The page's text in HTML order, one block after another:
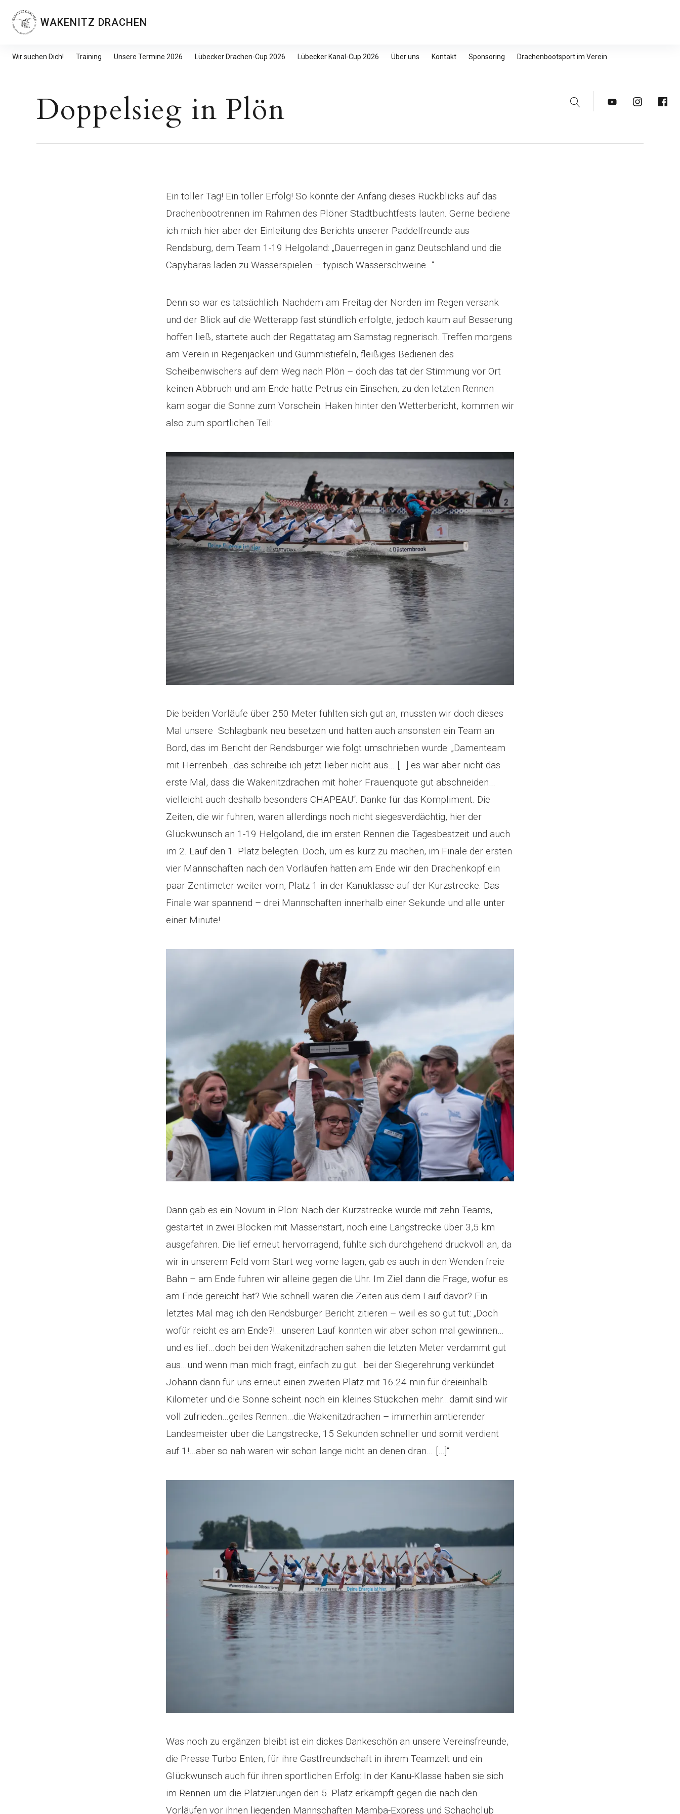
überspringenWAKENITZ DRACHEN
Wir suchen Dich! Training Unsere Termine 2026 Lübecker Drachen-Cup 2026 Lübecker Kanal-Cup 2026 Über uns Kontakt Sponsoring Drachenbootsport im Verein
Suche YoutubeInstagram
Doppelsieg in Plön
Ein toller Tag! Ein toller Erfolg! So könnte der Anfang dieses Rückblicks auf das
Drachenbootrennen im Rahmen des Plöner Stadtbuchtfests lauten. Gerne bediene
ich mich hier aber der Einleitung des Berichts unserer Paddelfreunde aus
Rendsburg, dem Team 1-19 Helgoland: „Dauerregen in ganz Deutschland und die
Capybaras laden zu Wasserspielen – typisch Wasserschweine…“
Denn so war es tatsächlich: Nachdem am Freitag der Norden im Regen versank
und der Blick auf die Wetterapp fast stündlich erfolgte, jedoch kaum auf Besserung
hoffen ließ, startete auch der Regattatag am Samstag regnerisch. Treffen morgens
am Verein in Regenjacken und Gummistiefeln, fleißiges Bedienen des
Scheibenwischers auf dem Weg nach Plön – doch das tat der Stimmung vor Ort
keinen Abbruch und am Ende hatte Petrus ein Einsehen, zu den letzten Rennen
kam sogar die Sonne zum Vorschein. Haken hinter den Wetterbericht, kommen wir
also zum sportlichen Teil:
Die beiden Vorläufe über 250 Meter fühlten sich gut an, mussten wir doch dieses
Mal unsere Schlagbank neu besetzen und hatten auch ansonsten ein Team an
Bord, das im Bericht der Rendsburger wie folgt umschrieben wurde: „Damenteam
mit Herrenbeh…das schreibe ich jetzt lieber nicht aus… […] es war aber nicht das
erste Mal, dass die Wakenitzdrachen mit hoher Frauenquote gut abschneiden…
vielleicht auch deshalb besonders CHAPEAU“. Danke für das Kompliment. Die
Zeiten, die wir fuhren, waren allerdings noch nicht siegesverdächtig, hier der
Glückwunsch an 1-19 Helgoland, die im ersten Rennen die Tagesbestzeit und auch
im 2. Lauf den 1. Platz belegten. Doch, um es kurz zu machen, im Finale der ersten
vier Mannschaften nach den Vorläufen hatten am Ende wir den Drachenkopf ein
paar Zentimeter weiter vorn, Platz 1 in der Kanuklasse auf der Kurzstrecke. Das
Finale war spannend – drei Mannschaften innerhalb einer Sekunde und alle unter
einer Minute!
Dann gab es ein Novum in Plön: Nach der Kurzstrecke wurde mit zehn Teams,
gestartet in zwei Blöcken mit Massenstart, noch eine Langstrecke über 3,5 km
ausgefahren. Die lief erneut hervorragend, fühlte sich durchgehend druckvoll an, da
wir in unserem Feld vom Start weg vorne lagen, gab es auch in den Wenden freie
Bahn – am Ende fuhren wir alleine gegen die Uhr. Im Ziel dann die Frage, wofür es
am Ende gereicht hat? Wie schnell waren die Zeiten aus dem Lauf davor? Ein
letztes Mal mag ich den Rendsburger Bericht zitieren – weil es so gut tut: „Doch
wofür reicht es am Ende?!…unseren Lauf konnten wir aber schon mal gewinnen…
und es lief…doch bei den Wakenitzdrachen sahen die letzten Meter verdammt gut
aus…und wenn man mich fragt, einfach zu gut…bei der Siegerehrung verkündet
Johann dann für uns erneut einen zweiten Platz mit 16.24 min für dreieinhalb
Kilometer und die Sonne scheint noch ein kleines Stückchen mehr…damit sind wir
voll zufrieden…geiles Rennen…die Wakenitzdrachen – immerhin amtierender
Landesmeister über die Langstrecke, 15 Sekunden schneller und somit verdient
auf 1!…aber so nah waren wir schon lange nicht an denen dran… […]“
Was noch zu ergänzen bleibt ist ein dickes Dankeschön an unsere Vereinsfreunde,
die Presse Turbo Enten, für ihre Gastfreundschaft in ihrem Teamzelt und ein
Glückwunsch auch für ihren sportlichen Erfolg: In der Kanu-Klasse haben sie sich
im Rennen um die Platzierungen den 5. Platz erkämpft gegen die nach den
Vorläufen vor ihnen liegenden Mannschaften Mamba-Express und Schachclub